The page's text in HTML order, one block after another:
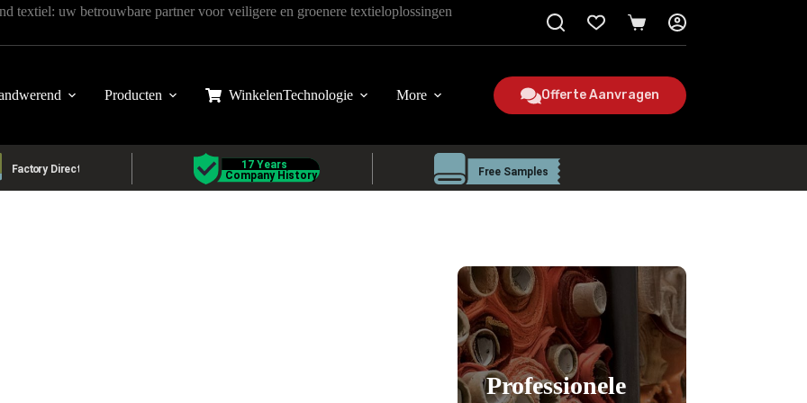
textiel: uw betrouwbare partner voor veiligere en groenere textieloplossingen
Winkelmand
Producten WinkelenTechnologie More Offerte Aanvragen
Professionele